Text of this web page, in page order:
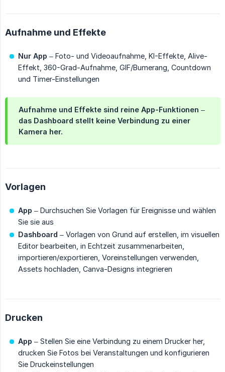
Aufnahme und Effekte
Nur App – Foto- und Videoaufnahme, KI-Effekte, Alive-
Effekt, 360-Grad-Aufnahme, GIF/Bumerang, Countdown
und Timer-Einstellungen
Aufnahme und Effekte sind reine App-Funktionen –
das Dashboard stellt keine Verbindung zu einer
Kamera her.
Vorlagen
App – Durchsuchen Sie Vorlagen für Ereignisse und wählen
Sie sie aus
Dashboard – Vorlagen von Grund auf erstellen, im visuellen
Editor bearbeiten, in Echtzeit zusammenarbeiten,
importieren/exportieren, Voreinstellungen verwenden,
Assets hochladen, Canva-Designs integrieren
Drucken
App – Stellen Sie eine Verbindung zu einem Drucker her,
drucken Sie Fotos bei Veranstaltungen und konfigurieren
Sie Druckeinstellungen